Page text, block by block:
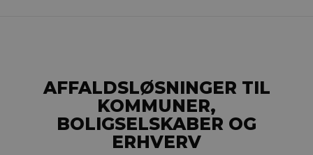
AFFALDSLØSNINGER TIL
KOMMUNER,
BOLIGSELSKABER OG
ERHVERV